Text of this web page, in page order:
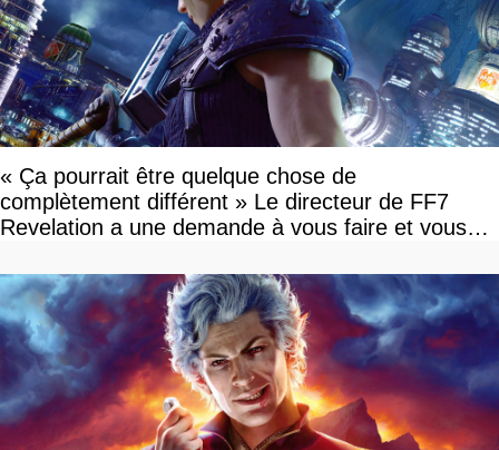
« Ça pourrait être quelque chose de
complètement différent » Le directeur de FF7
Revelation a une demande à vous faire et vous